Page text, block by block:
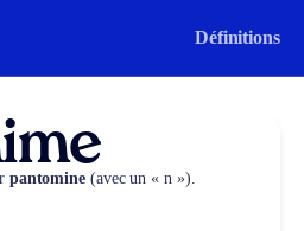
Définitions
pantomine (avec un « n »).